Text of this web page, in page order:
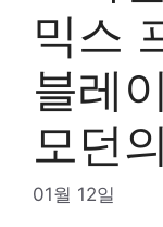
믹스
블레
모던
01월 12일